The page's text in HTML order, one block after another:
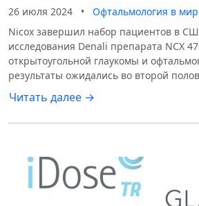
26 июля 2024 •
Офтальмология в
Nicox завершил набор пациентов в
исследования Denali препарата NCX
открытоугольной глаукомы и
результаты ожидались во второй
Читать далее →